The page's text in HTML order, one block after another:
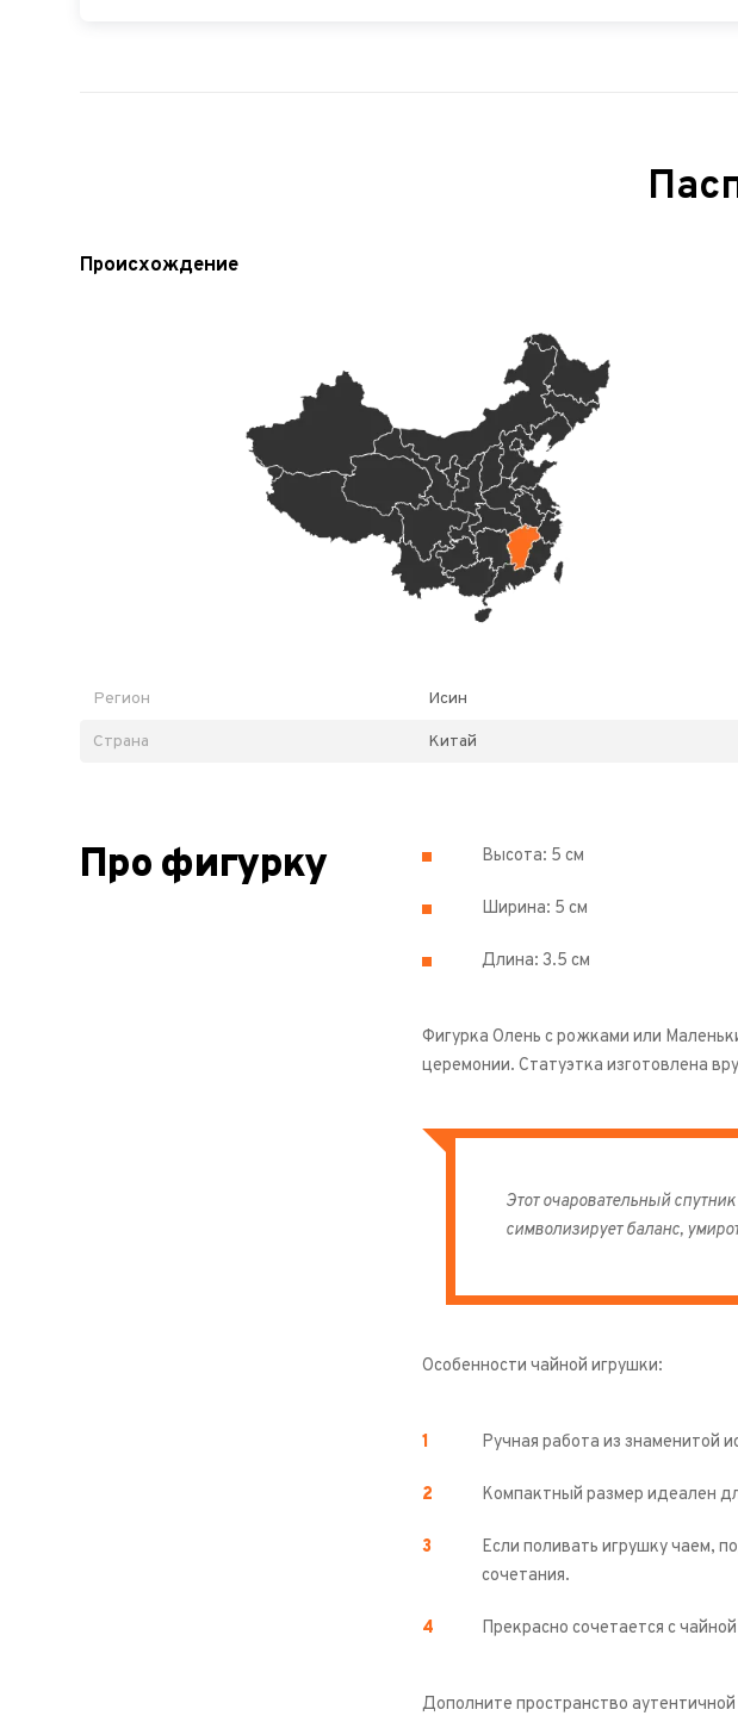
Происхождение
Регион Исин
Страна Китай
Про фигурку Высота: 5 см
Ширина: 5 см
Длина: 3.5 см
Фигурка Олень с рожками или
церемонии. Статуэтка изготовлена
Этот очаровательный
символизирует баланс,
Особенности чайной игрушки:
Ручная работа из знаменитой
Компактный размер идеален
Если поливать игрушку чаем,
сочетания.
Прекрасно сочетается с
Дополните пространство